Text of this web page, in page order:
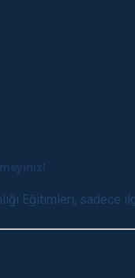
Eğitimleri, sadece